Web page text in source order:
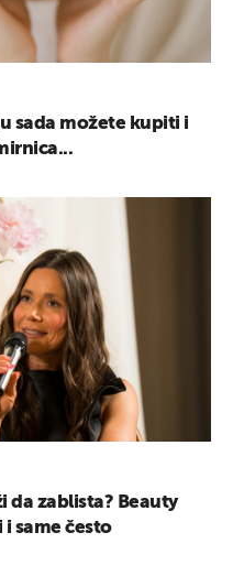
sada možete kupiti i
da zablista? Beauty
same često